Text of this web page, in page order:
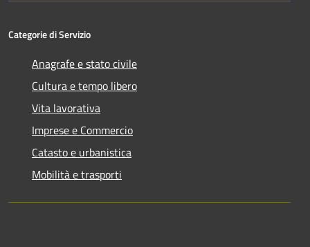
Categorie di Servizio
Anagrafe e stato civile
Cultura e tempo libero
Vita lavorativa
Imprese e Commercio
Catasto e urbanistica
Mobilità e trasporti